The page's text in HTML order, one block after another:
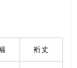
裄丈